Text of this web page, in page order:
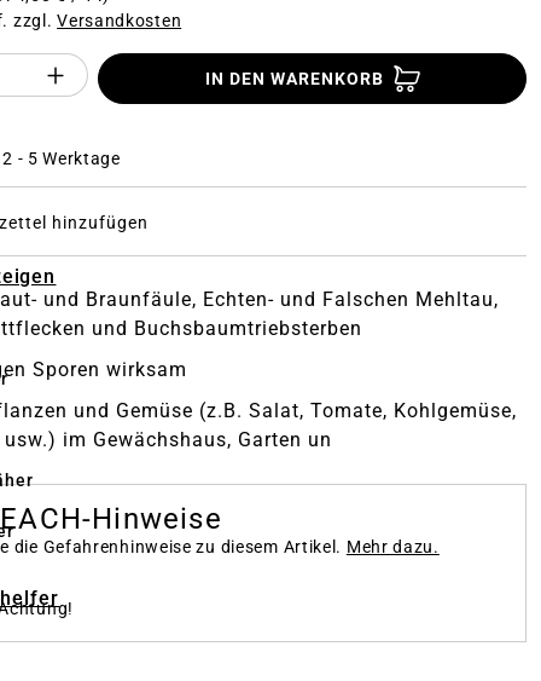
zzgl.Versandkosten
des Produktes "%product%":
IN DEN WARENKORB
- 5 Werktage
hinzufügen
und Braunfäule, Echten- und Falschen Mehltau,
und Buchsbaumtriebsterben
Sporen wirksam
und Gemüse (z.B. Salat, Tomate, Kohlgemüse,
im Gewächshaus, Garten un
Hinweise
die Gefahrenhinweise zu diesem Artikel. Mehr dazu.